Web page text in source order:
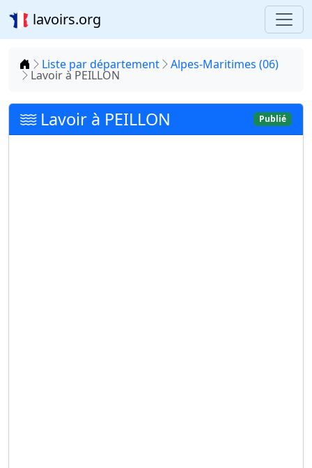
lavoirs.org
Accueil
Liste par département Alpes-Maritimes (06)
Lavoir à PEILLON
Lavoir à PEILLON Publié